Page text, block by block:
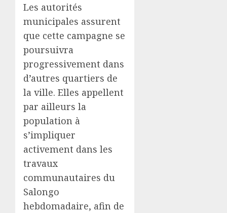
Les autorités
municipales assurent
que cette campagne se
poursuivra
progressivement dans
d’autres quartiers de
la ville. Elles appellent
par ailleurs la
population à
s’impliquer
activement dans les
travaux
communautaires du
Salongo
hebdomadaire, afin de